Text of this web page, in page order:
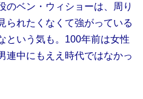
のベン・ウィショーは、周り
られたくなくて強がっている
という気も。100年前は女性
連中にもええ時代ではなかっ